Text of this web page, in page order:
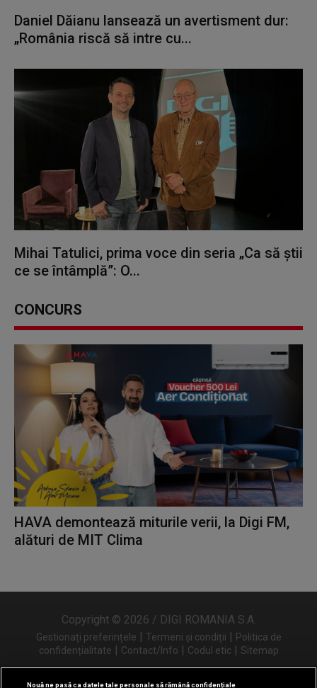
Daniel Dăianu lansează un avertisment dur:
„România riscă să intre cu...
Mihai Tatulici, prima voce din seria „Ca să știi
ce se întâmplă”: O...
CONCURS
HAVA demontează miturile verii, la Digi FM,
alături de MIT Clima
Copyright © 2026 / DIGI ROMANIA S.A.
Gestionați preferințele | Termeni și condiții | Politica de
confidențialitate | Contact/Info | Codul etic | Sitemap
Nouă ne pasă ca datele tale personale să rămână confidențiale